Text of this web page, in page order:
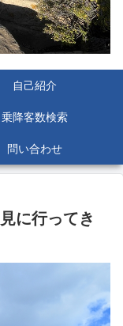
自己紹介
乗降客数検索
問い合わせ
に行ってき